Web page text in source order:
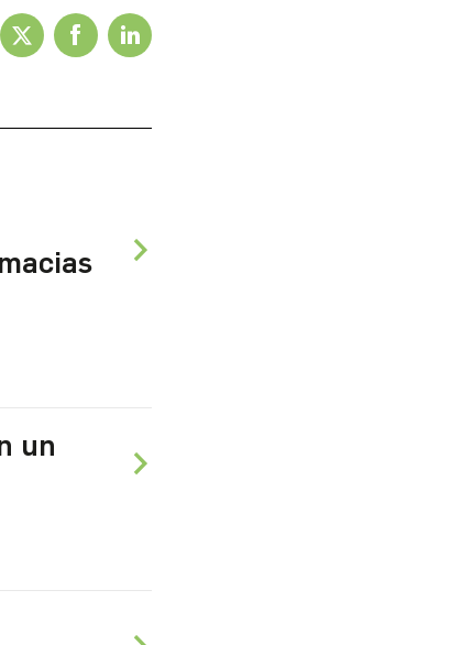
un